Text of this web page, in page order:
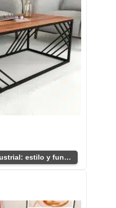
Mesa de centro industrial: estilo y funcionalidad